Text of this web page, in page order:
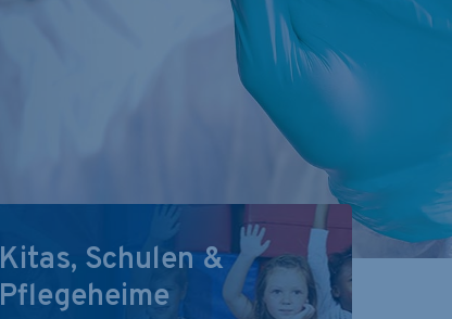
Kitas, Schulen &
Pflegeheime